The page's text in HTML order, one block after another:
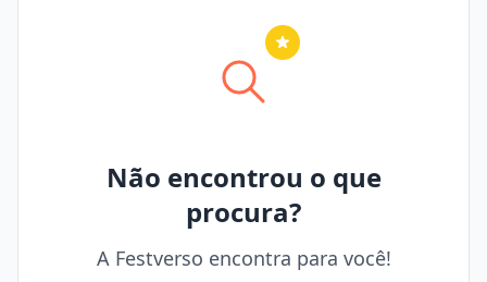
Não encontrou o que
procura?
A Festverso encontra para você!